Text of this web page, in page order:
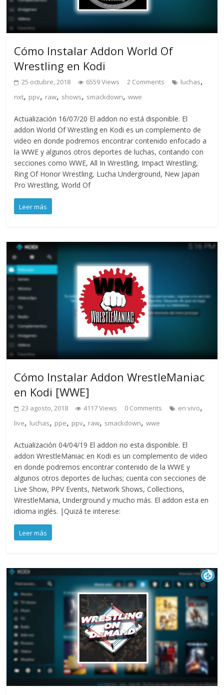
Cómo Instalar Addon World Of
Wrestling en Kodi
25 octubre, 2018 6559 Views 2 Comments luchas,
nxt, ppv, raw, shows, smackdown,wwe
Actualización 16/07/20 El addon no está disponible. El
addon World Of Wrestling en Kodi es un complemento de
video en donde podremos encontrar contenido enfocado a
la WWE y algunos otros deportes de luchas, contando con
secciones como WWE, All In Wrestling, Impact Wrestling,
Ring Of Honor Wrestling, Lucha Underground, New Japan
Pro Wrestling, World Of
Leer más
Cómo Instalar Addon WrestleManiac
en Kodi [WWE]
23 agosto, 2018 4117 Views 0 Comments en vivo,
live, luchas, ppe, ppv, raw, smackdown,wwe
Actualización 04/04/19 El addon no esta disponible. El
addon WrestleManiac en Kodi es un complemento de video
en donde podremos encontrar contenido de la WWE y
algunos otros deportes de luchas; cuenta con secciones de
Live Show, PPV Events, Network Shows, Collections,
WrestleMania, Underground y mucho más. El addon esta en
idioma inglés. |Quizá te interese:
Leer más